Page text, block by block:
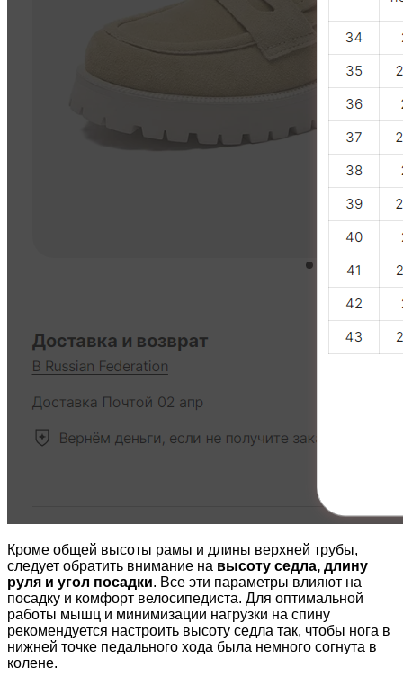
Кроме общей высоты рамы и длины верхней трубы,
следует обратить внимание на высоту седла, длину
руля и угол посадки. Все эти параметры влияют на
посадку и комфорт велосипедиста. Для оптимальной
работы мышц и минимизации нагрузки на спину
рекомендуется настроить высоту седла так, чтобы нога в
нижней точке педального хода была немного согнута в
колене.